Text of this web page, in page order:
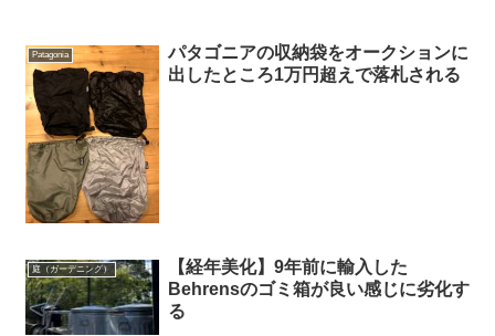
Patagonia
パタゴニアの収納袋をオークションに
出したところ1万円超えで落札される
庭（ガーデニング）
【経年美化】9年前に輸入した
Behrensのゴミ箱が良い感じに劣化す
る